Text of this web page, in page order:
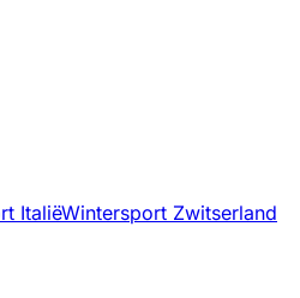
ItaliëWintersport Zwitserland